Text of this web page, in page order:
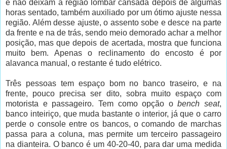
e não deixam a região lombar cansada depois de algumas
horas sentado, também auxiliado por um ótimo ajuste nessa
região. Além desse ajuste, o assento sobe e desce na parte
da frente e na de trás, sendo meio demorado achar a melhor
posição, mas que depois de acertada, mostra que funciona
muito bem. Apenas o reclinamento do encosto é por
alavanca manual, o restante é tudo elétrico.
Três pessoas tem espaço bom no banco traseiro, e na
frente, pouco precisa ser dito, sobra muito espaço com
motorista e passageiro. Tem como opção obench seat,
banco inteiriço, que muda bastante o interior, já que o carro
perde o console entre os bancos, o comando de marchas
passa para a coluna, mas permite um terceiro passageiro
na dianteira. O banco é um 40-20-40, para dar uma medida